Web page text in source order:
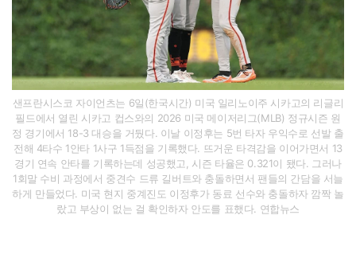
샌프란시스코 자이언츠는 6일(한국시간) 미국 일리노이주 시카고의 리글리
필드에서 열린 시카고 컵스와의 2026 미국 메이저리그(MLB) 정규시즌 원
정 경기에서 18-3 대승을 거뒀다. 이날 이정후는 5번 타자 우익수로 선발 출
전해 4타수 1안타 1사구 1득점을 기록했다. 뜨거운 타격감을 이어가면서 13
경기 연속 안타를 기록하는데 성공했고, 시즌 타율은 0.321이 됐다. 그러나
1회말 수비 과정에서 중견수 드류 길버트와 충돌하면서 팬들의 간담을 서늘
하게 만들었다. 미국 현지 중계진도 이정후가 동료 선수와 충돌하자 깜짝 놀
랐고 부상이 없는 걸 확인하자 안도를 표했다. 연합뉴스